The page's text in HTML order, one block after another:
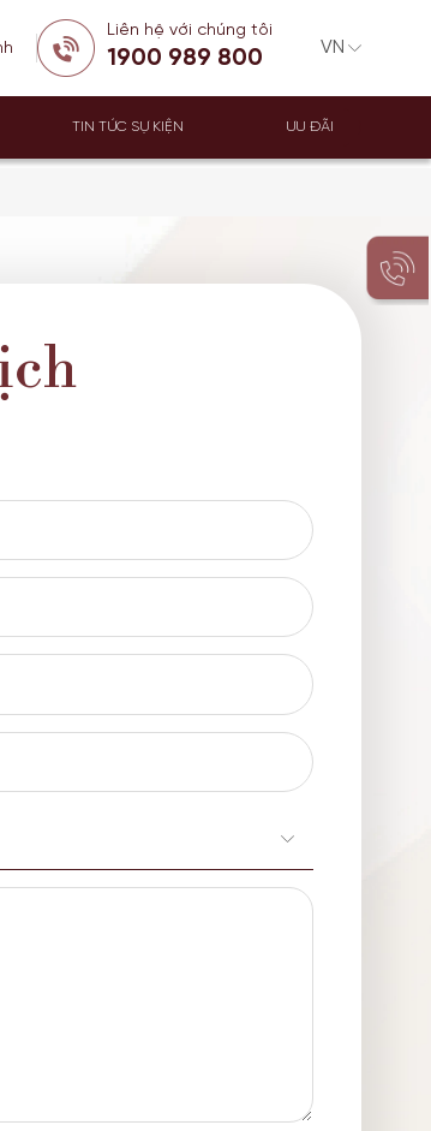
Liên hệ với chúng tôi
1900 989 800
TIN TỨC SỰ KIỆN ƯU ĐÃI